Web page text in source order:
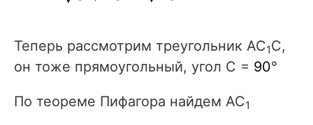
Теперь рассмотрим треугольник АС1С,
он тоже прямоугольный, угол С = 90°
По теореме Пифагора найдем АС1